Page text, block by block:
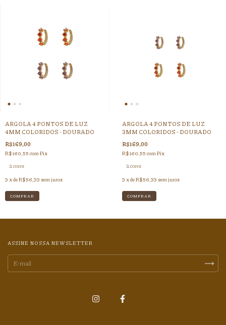
ARGOLA 4 PONTOS DE LUZ
4MM COLORIDOS - DOURADO
R$169,00
R$160,55 comPix
2 cores
3 x deR$56,33 sem juros
COMPRAR
ARGOLA 4 PONTOS DE LUZ
3MM COLORIDOS - DOURADO
R$169,00
R$160,55 comPix
2 cores
3 x deR$56,33 sem juros
COMPRAR
ASSINE NOSSA NEWSLETTER